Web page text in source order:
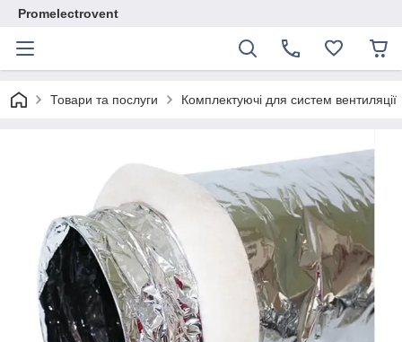
Promelectrovent
Товари та послуги Комплектуючі для систем вентиляції